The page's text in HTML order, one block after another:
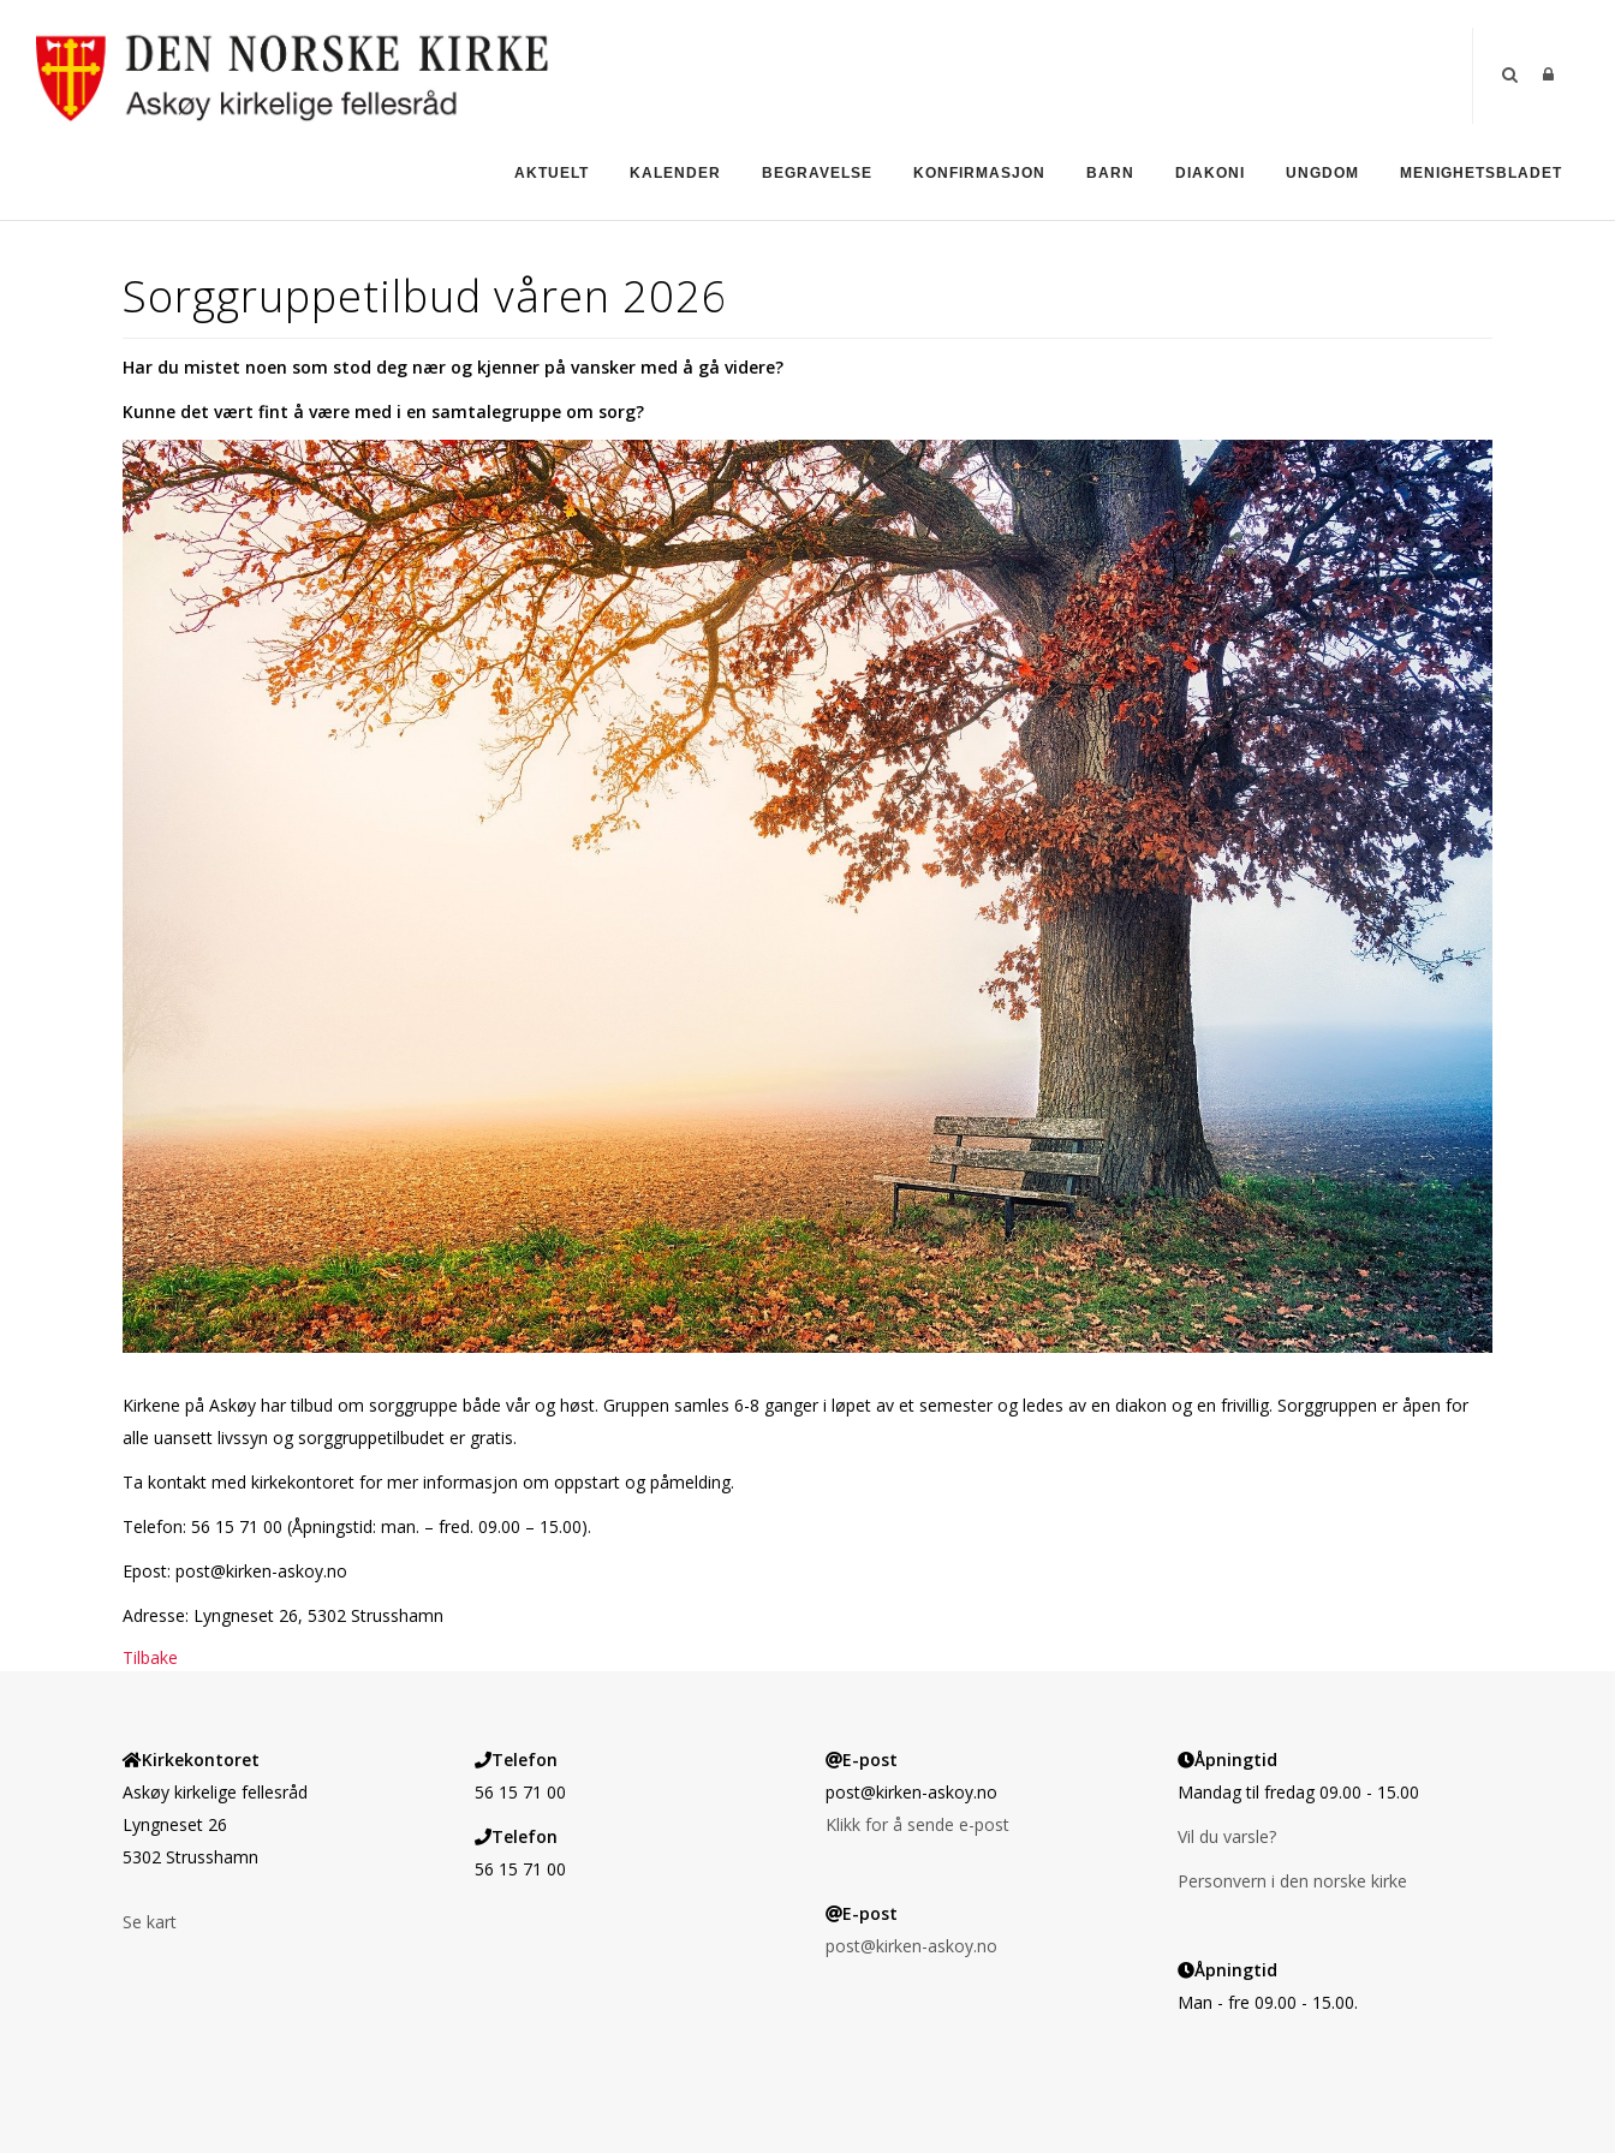
AKTUELT KALENDER BEGRAVELSE KONFIRMASJON BARN DIAKONI UNGDOM MENIGHETSBLADET
Sorggruppetilbud våren 2026
Har du mistet noen som stod deg nær og kjenner på vansker med å gå videre?
Kunne det vært fint å være med i en samtalegruppe om sorg?
Kirkene på Askøy har tilbud om sorggruppe både vår og høst. Gruppen samles 6-8 ganger i løpet av et semester og ledes av en diakon og en frivillig. Sorggruppen er åpen for
alle uansett livssyn og sorggruppetilbudet er gratis.
Ta kontakt med kirkekontoret for mer informasjon om oppstart og påmelding.
Telefon: 56 15 71 00 (Åpningstid: man. – fred. 09.00 – 15.00).
Epost: post@kirken-askoy.no
Adresse: Lyngneset 26, 5302 Strusshamn
Tilbake
Kirkekontoret
Askøy kirkelige fellesråd
Lyngneset 26
5302 Strusshamn
Se kart
Telefon
56 15 71 00
Telefon
56 15 71 00
E-post
post@kirken-askoy.no
Klikk for å sende e-post
E-post
post@kirken-askoy.no
Åpningtid
Mandag til fredag 09.00 - 15.00
Vil du varsle?
Personvern i den norske kirke
Åpningtid
Man - fre 09.00 - 15.00.